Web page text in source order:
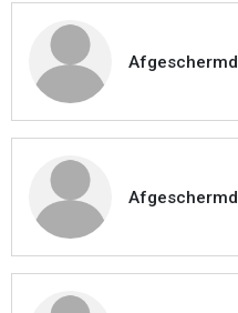
Afgeschermd
Afgeschermd